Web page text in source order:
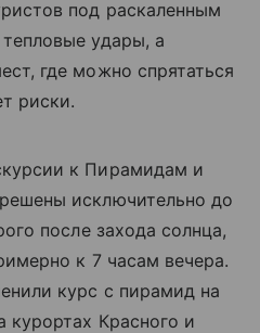
под раскаленным
удары, а
где можно спрятаться
риски.
к Пирамидам и
исключительно до
после захода солнца,
к 7 часам вечера.
курс с пирамид на
курортах Красного и